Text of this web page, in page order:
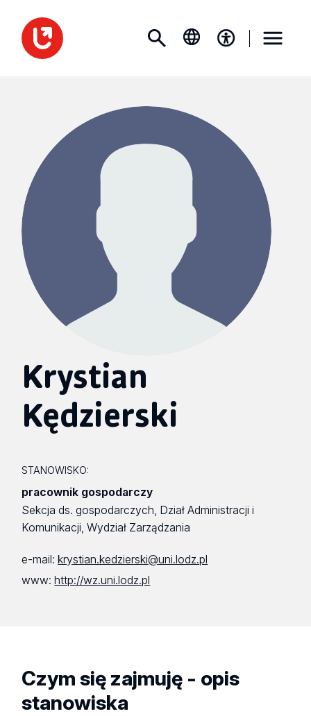
Krystian
Kędzierski
STANOWISKO:
pracownik gospodarczy
Sekcja ds. gospodarczych, Dział Administracji i
Komunikacji, Wydział Zarządzania
e-mail: krystian.kedzierski@uni.lodz.pl
www:http://wz.uni.lodz.pl
Czym się zajmuję - opis
stanowiska